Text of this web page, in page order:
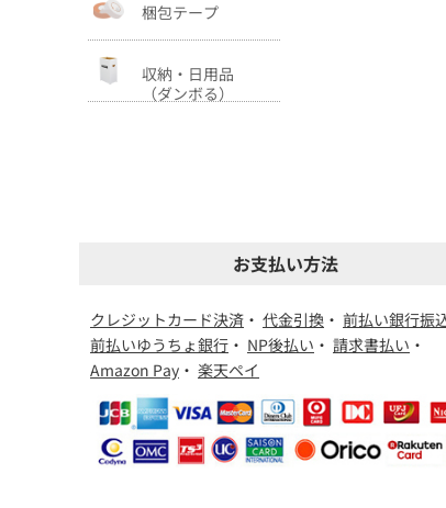
梱包テープ
収納・日用品
（ダンボる）
お支払い方法
クレジットカード決済 ・ 代金引換 ・ 前払い銀行振
前払いゆうちょ銀行 ・ NP後払い ・ 請求書払い ・
Amazon Pay ・ 楽天ペイ